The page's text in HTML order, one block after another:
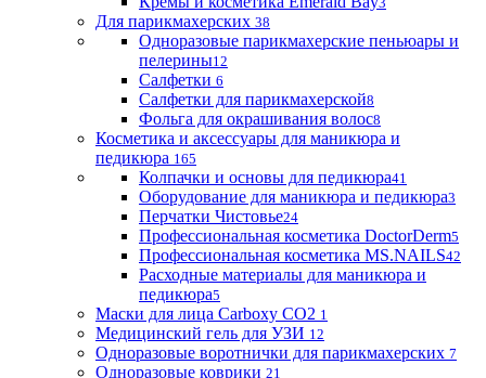
Для парикмахерских 38
Одноразовые парикмахерские пеньюары и
пелерины12
Салфетки 6
Салфетки для парикмахерской8
Фольга для окрашивания волос8
Косметика и аксессуары для маникюра и
педикюра 165
Колпачки и основы для педикюра41
Оборудование для маникюра и педикюра3
Перчатки Чистовье24
Профессиональная косметика DoctorDerm5
Профессиональная косметика MS.NAILS42
Расходные материалы для маникюра и
педикюра5
Маски для лица Carboxy CO2 1
Медицинский гель для УЗИ 12
Одноразовые воротнички для парикмахерских 7
Одноразовые коврики 21